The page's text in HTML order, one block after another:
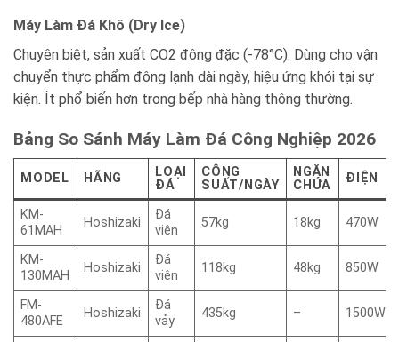
Máy Làm Đá Khô (Dry Ice)
Chuyên biệt, sản xuất CO2 đông đặc (-78°C). Dùng cho vận
chuyển thực phẩm đông lạnh dài ngày, hiệu ứng khói tại sự
kiện. Ít phổ biến hơn trong bếp nhà hàng thông thường.
Bảng So Sánh Máy Làm Đá Công Nghiệp 2026
MODEL HÃNG
LOẠI
ĐÁ
CÔNG
SUẤT/NGÀY
NGĂN
CHỨA
ĐIỆN
KM-
61MAH
Hoshizaki
Đá
viên
57kg 18kg 470W
KM-
130MAH
Hoshizaki
Đá
viên
118kg 48kg 850W
FM-
480AFE
Hoshizaki
Đá
vảy
435kg – 1500W